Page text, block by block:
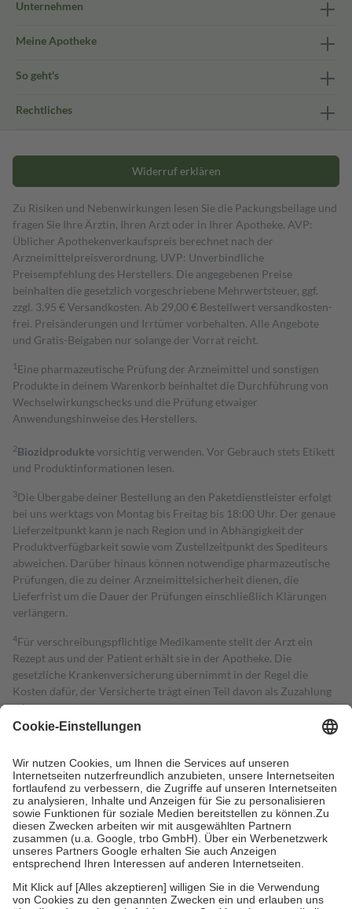
Unternehmen
Meine Apotheke
So geht's
Rechtliches
Widerruf erklären
Zu Risiken und Nebenwirkungen lesen Sie die Packungsbeilage und
fragen Sie Ihre Ärztin, Ihren Arzt oder in Ihrer Apotheke. AVP:
Üblicher Apothekenverkaufspreis berechnet nach der
Arzneimittelpreisverordnung. UVP: Unverbindliche
Preisempfehlung des Herstellers. Die angegebenen Preise
beinhalten die gesetzlich vorgeschriebene Mehrwertsteuer, ggf.
zzgl. 3,95 € Versandkosten. Ab 29,00 € Bestell­wert versand­kosten­
frei. Preisänderungen und Irrtümer vorbehalten. Alle Angebote
und Gratis-Beigaben nur solange der Vorrat reicht.
1 Eine pharmazeutische Prüfung der Arzneimittel und sonstigen
Produkte in deinem Warenkorb beinhaltet die Durchführung von
Wechselwirkungschecks und die Prüfung etwaiger
Anwendungshinweise des Herstellers.
2Biozidproduktevorsichtig verwenden. Vor Gebrauch stets Etikett
und Produktinformationen lesen.
3Die Übergabe deiner Bestellung an den Paketdienstleister erfolgt
bei uns werktags von Montag bis Freitag bis 18:00 Uhr. Der genaue
Lieferzeitpunkt kann je nach Region und in Abhängigkeit der
Produktverfügbarkeit sowie vom Zustellzeitpunkt des Spediteurs
abweichen. Darüber hinaus können notwendige pharmazeutische
Prüfungen, die zu deiner Arzneimittelsicherheit dienen, die
Lieferfrist um die Dauer der Prüfungen einschließlich Klärungen
verlängern.
4Für verschreibungspflichtige Medikamente stellt der Arzt ein
Rezept aus und der Patient erhält sie in der Apotheke. Die
gesetzliche Krankenversicherung übernimmt in der Regel die
Kosten dafür, der Versicherte trägt einen Teil davon als Zuzahlung
mit.
Grundsätzlich leisten Mitglieder Zuzahlungen in Höhe von zehn
höchstens zehn Euro.
Es sind jedoch nie mehr als die tatsächlichen
Kosten der Leistung zu entrichten.
Diese Regeln gelten grundsätzlich auch für Online-Apotheken.
Bei Heilmitteln und häuslicher Krankenpflege beträgt die
Zuzahlung zehn Prozent der Kosten sowie zehn Euro je
Verordnung.
Um das Engagement der Versicherten für ihre eigene Gesundheit zu
stärken und die besondere Stellung der Familie zu unterstützen,
fallenkeine Zuzahlungenan bei:
• Kindern und Jugendlichen bis zum vollendeten 18. Lebensjahr